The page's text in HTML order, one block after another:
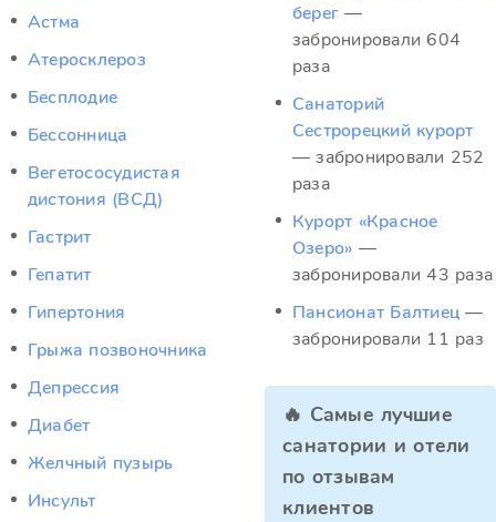
Астма
Атеросклероз
Бесплодие
Бессонница
Вегетососудистая
дистония (ВСД)
Гастрит
Гепатит
Гипертония
Грыжа позвоночника
Депрессия
Диабет
Желчный пузырь
Инсульт
берег —
забронировали 604
раза
Санаторий
Сестрорецкий курорт
— забронировали 252
раза
Курорт «Красное
Озеро» —
забронировали 43 раза
Пансионат Балтиец —
забронировали 11 раз
🔥 Самые лучшие
санатории и отели
по отзывам
клиентов